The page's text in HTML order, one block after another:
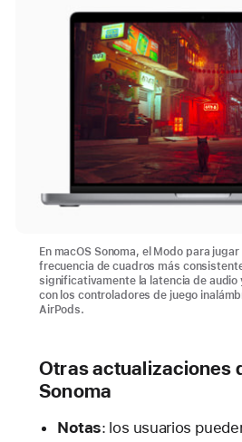
En macOS Sonoma, el Modo para
frecuencia de cuadros más
significativamente la latencia de audio
con los controladores de juego
AirPods.
Otras actualizaciones
Sonoma
Notas: los usuarios